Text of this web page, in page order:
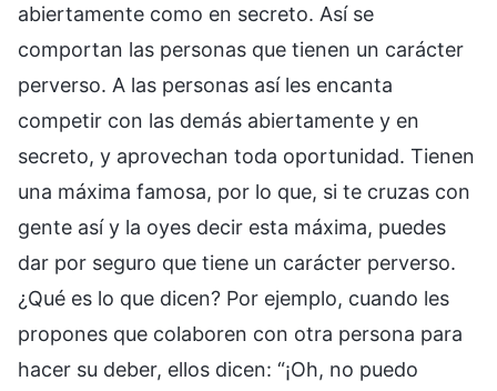
abiertamente como en secreto. Así se
comportan las personas que tienen un carácter
perverso. A las personas así les encanta
competir con las demás abiertamente y en
secreto, y aprovechan toda oportunidad. Tienen
una máxima famosa, por lo que, si te cruzas con
gente así y la oyes decir esta máxima, puedes
dar por seguro que tiene un carácter perverso.
¿Qué es lo que dicen? Por ejemplo, cuando les
propones que colaboren con otra persona para
hacer su deber, ellos dicen: “¡Oh, no puedo